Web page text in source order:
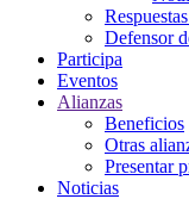
Defensor
Participa
Eventos
Alianzas
Beneficios
Otras
Presentar
Noticias